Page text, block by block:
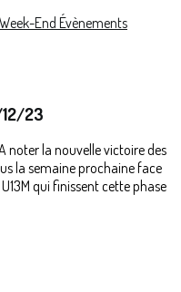
End Évènements
23
noter la nouvelle victoire des
la semaine prochaine face
qui finissent cette phase